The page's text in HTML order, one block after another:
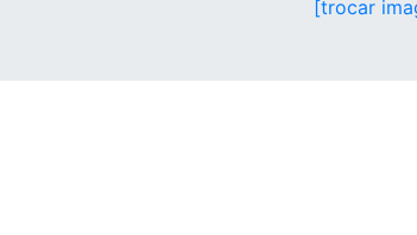
[trocar